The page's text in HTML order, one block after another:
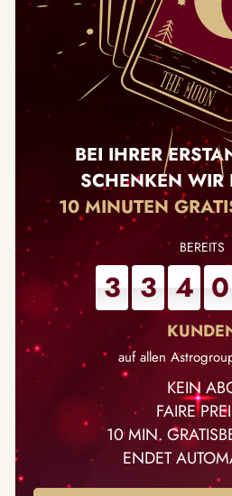
BEI IHRER
SCHENKEN WIR
10 MINUTEN
3 3 4 0
auf allen
KEIN
FAIRE
10 MIN.
ENDET